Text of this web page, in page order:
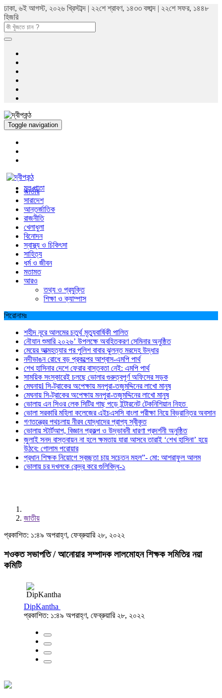
ঢাকা, ৬ই আগস্ট, ২০২৬ খ্রিস্টাব্দ | ২২শে শ্রাবণ, ১৪৩৩ বঙ্গাব্দ | ২২শে সফর, ১৪৪৮
হিজরি
Toggle navigation
মুল পাতা
জাতীয়
সারাদেশ
আন্তর্জাতিক
রাজনীতি
খেলাধুলা
বিনোদন
স্বাস্থ্য ও চিকিৎসা
সাহিত্য
ধর্ম ও জীবন
মতামত
আরও
তথ্য ও প্রযুক্তি
শিক্ষা ও ক্যাম্পাস
শিরোনামঃ
শহীদ নূরে আলমের চতুর্থ মৃত্যুবার্ষিকী পালিত
নৌযান শুমারি ২০২৬’ উপলক্ষে অবহিতকরণ সেমিনার অনুষ্ঠিত
মেয়ের আত্মহত্যার পর পুলিশ বাবার ঝুলন্ত মরদেহ উদ্ধার
নদীভাঙন রোধে বড় প্রকল্পের আশ্বাস-এমপি পার্থ
শেখ হাসিনার দেশে ফেরার বাস্তবতা নেই: এমপি পার্থ
সাময়িক সংস্কারেই চলছে ভোলার গুরুত্বপূর্ণ অফিসের সড়ক
মেঘনায়l সি-ট্রাকের অপেক্ষায় মনপুরা-তজুমদ্দিনের লাখো মানুষ
মেঘনায় সি-ট্রাকের অপেক্ষায় মনপুরা-তজুমদ্দিনের লাখো মানুষ
ভোলায় এন সিওর লেক সিটির গাছ পড়ে ইন্টারনেট টেকনিশিয়ান নিহত
ভোলা সরকারি মহিলা কলেজের এইচএসসি বাংলা পরীক্ষা নিয়ে বিভ্রান্তির অবসান
গণতন্ত্রের পথচলায় নীরব যোদ্ধাদের প্রাপ্য স্বীকৃত
ভোলায় স্টার্টআপ, বিজ্ঞান প্রকল্প ও উদ্ভাবনী ধারণা প্রদর্শনী অনুষ্ঠিত
জুলাই সনদ বাস্তবায়ন না হলে ক্ষমতায় যারা আসবে তারাই ‘শেখ হাসিনা’ হয়ে
উঠবে: গোলাম পরোয়ার
প্রধান শিক্ষক নিয়োগে স্বচ্ছতা চায় সচেতন মহল”- মো: আশরাফুল আলম
ভোলায় চর দখলকে কেন্দ্র করে গুলিবিদ্ধ-১
জাতীয়
প্রকাশিত: ১:৪৯ অপরাহ্ণ, ফেব্রুয়ারি ২৮, ২০২২
শওকত সভাপতি / আনোয়ার সম্পাদক লালমোহন শিক্ষক সমিতির নয়া
কমিটি
DipKantha
প্রকাশিত: ১:৪৯ অপরাহ্ণ, ফেব্রুয়ারি ২৮, ২০২২